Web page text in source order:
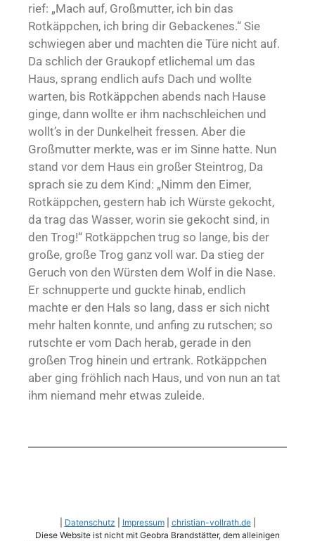
rief: „Mach auf, Großmutter, ich bin das
Rotkäppchen, ich bring dir Gebackenes.“ Sie
schwiegen aber und machten die Türe nicht auf.
Da schlich der Graukopf etlichemal um das
Haus, sprang endlich aufs Dach und wollte
warten, bis Rotkäppchen abends nach Hause
ginge, dann wollte er ihm nachschleichen und
wollt’s in der Dunkelheit fressen. Aber die
Großmutter merkte, was er im Sinne hatte. Nun
stand vor dem Haus ein großer Steintrog, Da
sprach sie zu dem Kind: „Nimm den Eimer,
Rotkäppchen, gestern hab ich Würste gekocht,
da trag das Wasser, worin sie gekocht sind, in
den Trog!“ Rotkäppchen trug so lange, bis der
große, große Trog ganz voll war. Da stieg der
Geruch von den Würsten dem Wolf in die Nase.
Er schnupperte und guckte hinab, endlich
machte er den Hals so lang, dass er sich nicht
mehr halten konnte, und anfing zu rutschen; so
rutschte er vom Dach herab, gerade in den
großen Trog hinein und ertrank. Rotkäppchen
aber ging fröhlich nach Haus, und von nun an tat
ihm niemand mehr etwas zuleide.
Datenschutz Impressum| christian-vollrath.de|
Diese Website ist nicht mit Geobra Brandstätter, dem alleinigen